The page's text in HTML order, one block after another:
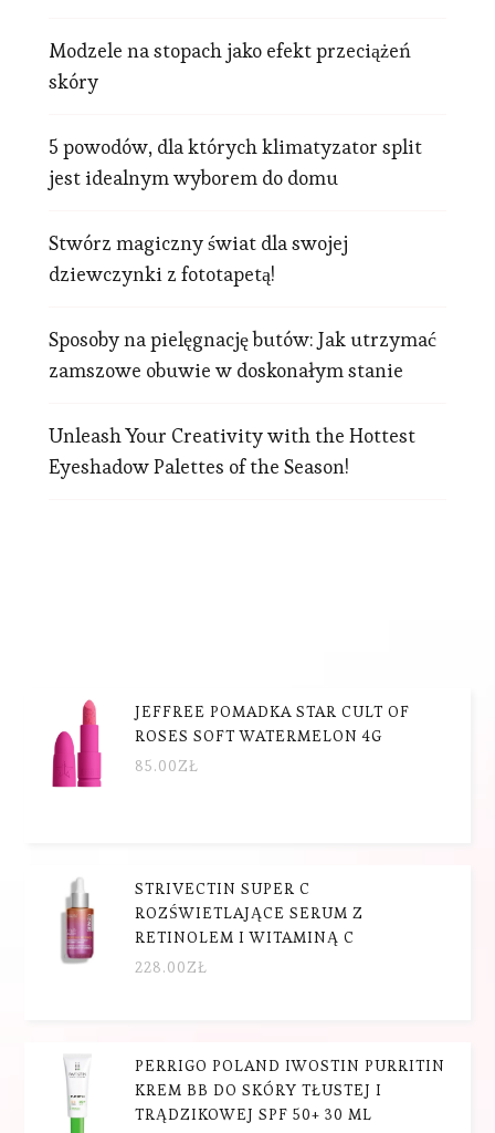
Modzele na stopach jako efekt przeciążeń
skóry
5 powodów, dla których klimatyzator split
jest idealnym wyborem do domu
Stwórz magiczny świat dla swojej
dziewczynki z fototapetą!
Sposoby na pielęgnację butów: Jak utrzymać
zamszowe obuwie w doskonałym stanie
Unleash Your Creativity with the Hottest
Eyeshadow Palettes of the Season!
JEFFREE POMADKA STAR CULT OF
ROSES SOFT WATERMELON 4G
85.00ZŁ
STRIVECTIN SUPER C
ROZŚWIETLAJĄCE SERUM Z
RETINOLEM I WITAMINĄ C
228.00ZŁ
PERRIGO POLAND IWOSTIN PURRITIN
KREM BB DO SKÓRY TŁUSTEJ I
TRĄDZIKOWEJ SPF 50+ 30 ML